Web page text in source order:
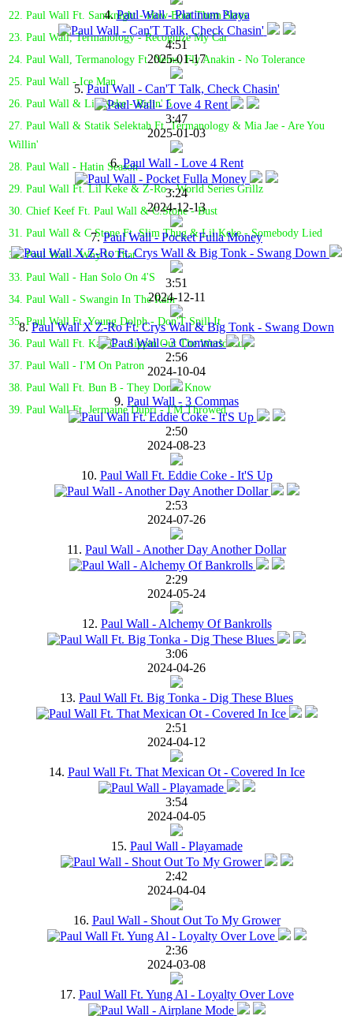
22. Paul Wall Ft. Samknight - How Bout Them Stros
23. Paul Wall, Termanology - Recognize My Car
24. Paul Wall, Termanology Ft. Nems, Fly Anakin - No Tolerance
25. Paul Wall - Ice Man
26. Paul Wall & Lil' Keke - Ridin' 5
27. Paul Wall & Statik Selektah Ft. Termanology & Mia Jae - Are You
Willin'
28. Paul Wall - Hatin Season
29. Paul Wall Ft. Lil Keke & Z-Ro - World Series Grillz
30. Chief Keef Ft. Paul Wall & C.Stone - Bust
31. Paul Wall & C Stone Ft. Slim Thug & Lil Keke - Somebody Lied
32. Paul Wall - Why Is That
33. Paul Wall - Han Solo On 4'S
34. Paul Wall - Swangin In The Rain
35. Paul Wall Ft. Young Dolph - Don'T Spill It
36. Paul Wall Ft. Kap G - Sippin Out The World Cup
37. Paul Wall - I'M On Patron
38. Paul Wall Ft. Bun B - They Don'T Know
39. Paul Wall Ft. Jermaine Dupri - I'M Throwed
4.Paul Wall - Platinum Playa
4:51
2025-01-17
5.Paul Wall - Can'T Talk, Check Chasin'
3:47
2025-01-03
6.Paul Wall - Love 4 Rent
3:24
2024-12-13
7.Paul Wall - Pocket Fulla Money
3:51
2024-12-11
8.Paul Wall X Z-Ro Ft. Crys Wall & Big Tonk - Swang Down
2:56
2024-10-04
9. Paul Wall - 3 Commas
2:50
2024-08-23
10. Paul Wall Ft. Eddie Coke - It'S Up
2:53
2024-07-26
11. Paul Wall - Another Day Another Dollar
2:29
2024-05-24
12. Paul Wall - Alchemy Of Bankrolls
3:06
2024-04-26
13. Paul Wall Ft. Big Tonka - Dig These Blues
2:51
2024-04-12
14. Paul Wall Ft. That Mexican Ot - Covered In Ice
3:54
2024-04-05
15. Paul Wall - Playamade
2:42
2024-04-04
16. Paul Wall - Shout Out To My Grower
2:36
2024-03-08
17. Paul Wall Ft. Yung Al - Loyalty Over Love